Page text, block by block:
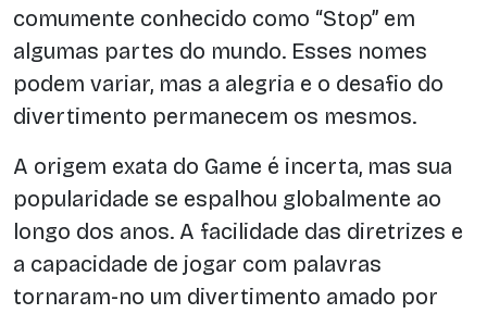
comumente conhecido como “Stop” em
algumas partes do mundo. Esses nomes
podem variar, mas a alegria e o desafio do
divertimento permanecem os mesmos.
A origem exata do Game é incerta, mas sua
popularidade se espalhou globalmente ao
longo dos anos. A facilidade das diretrizes e
a capacidade de jogar com palavras
tornaram-no um divertimento amado por